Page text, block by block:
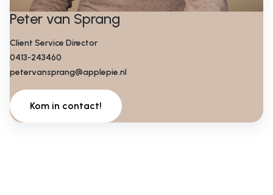
Peter van Sprang
Client Service Director
0413-243460
petervansprang@applepie.nl
Kom in contact!